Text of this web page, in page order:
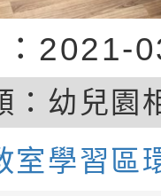
2021-
幼兒園
室學習區